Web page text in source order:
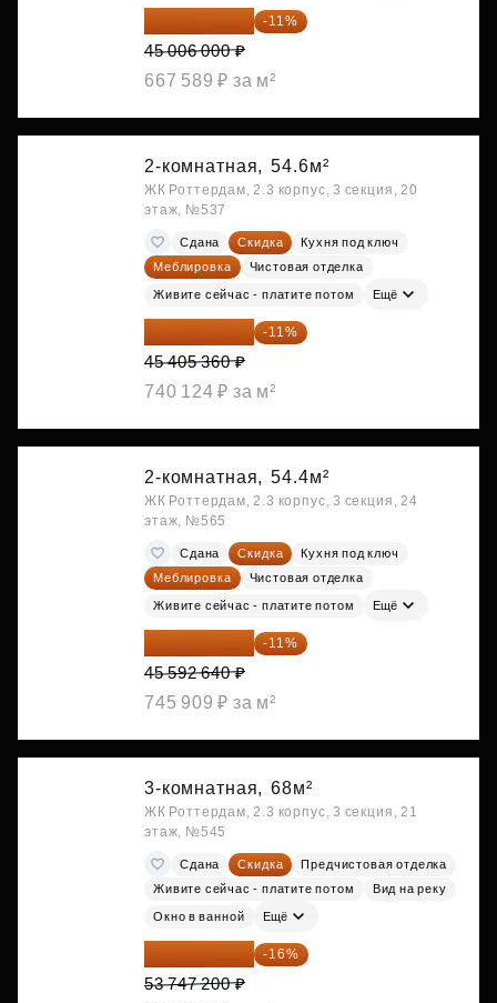
40 055 340 ₽ -11%
45 006 000 ₽
667 589 ₽ за м²
2-комнатная, 54.6м²
ЖК Роттердам, 2.3 корпус, 3 секция, 20
этаж, №537
Сдана Скидка
Кухня под ключ
Меблировка
Чистовая отделка
Живите сейчас - платите потом Ещё
40 410 770 ₽ -11%
45 405 360 ₽
740 124 ₽ за м²
2-комнатная, 54.4м²
ЖК Роттердам, 2.3 корпус, 3 секция, 24
этаж, №565
Сдана Скидка
Кухня под ключ
Меблировка
Чистовая отделка
Живите сейчас - платите потом Ещё
40 577 450 ₽ -11%
45 592 640 ₽
745 909 ₽ за м²
3-комнатная, 68м²
ЖК Роттердам, 2.3 корпус, 3 секция, 21
этаж, №545
Сдана Скидка
Предчистовая отделка
Живите сейчас - платите потом
Вид на реку
Окно в ванной Ещё
45 147 648 ₽ -16%
53 747 200 ₽